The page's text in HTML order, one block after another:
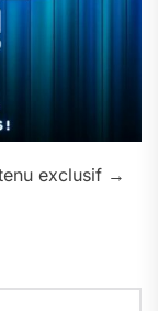
exclusif →